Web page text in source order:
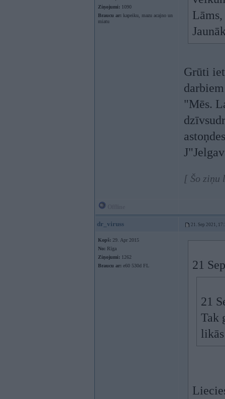
Ziņojumi: 1090
Braucu ar: kapeiku, mazu acajno un
miatu
Grūti
"Mēs.
[ Šo ziņu
dr_viruss 21. Sep 2021,
Kopš: 29. Apr 2015
No: Rīga
Ziņojumi: 1262
Braucu ar: e60 530d FL 21
21
Tak